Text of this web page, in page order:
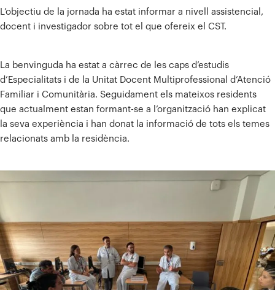
L’objectiu de la jornada ha estat informar a nivell assistencial,
docent i investigador sobre tot el que ofereix el CST.
La benvinguda ha estat a càrrec de les caps d’estudis
d’Especialitats i de la Unitat Docent Multiprofessional d’Atenció
Familiar i Comunitària. Seguidament els mateixos residents
que actualment estan formant-se a l’organització han explicat
la seva experiència i han donat la informació de tots els temes
relacionats amb la residència.